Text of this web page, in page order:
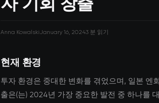
Anna KowalskiJanuary 16, 20243 분 읽기
현재 환경
투자 환경은 중대한 변화를 겪었으며, 일본 엔
출은(는) 2024년 가장 중요한 발전 중 하나를